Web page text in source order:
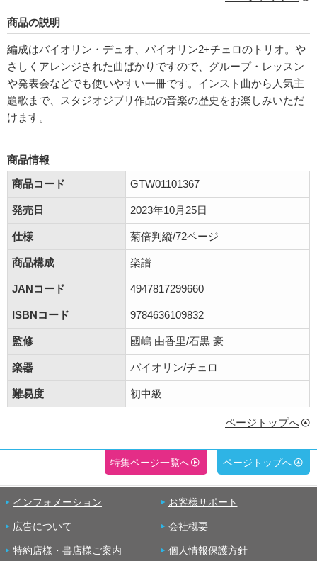
商品の説明
編成はバイオリン・デュオ、バイオリン2+チェロのトリオ。や
さしくアレンジされた曲ばかりですので、グループ・レッスン
や発表会などでも使いやすい一冊です。インスト曲から人気主
題歌まで、スタジオジブリ作品の音楽の歴史をお楽しみいただ
けます。
商品情報
商品コード
GTW01101367
発売日 2023年10月25日
仕様 菊倍判縦/72ページ
商品構成 楽譜
JANコード 4947817299660
ISBNコード 9784636109832
監修 國嶋 由香里/石黒 豪
楽器 バイオリン/チェロ
難易度 初中級
ページトップへ
特集ページ一覧へ ページトップへ
インフォメーション お客様サポート
広告について 会社概要
特約店様・書店様ご案内 個人情報保護方針